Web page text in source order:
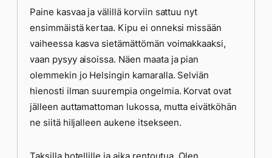
Paine kasvaa ja välillä korviin sattuu nyt
ensimmäistä kertaa. Kipu ei onneksi missään
vaiheessa kasva sietämättömän voimakkaaksi,
vaan pysyy aisoissa. Näen maata ja pian
olemmekin jo Helsingin kamaralla. Selviän
hienosti ilman suurempia ongelmia. Korvat ovat
jälleen auttamattoman lukossa, mutta eivätköhän
ne siitä hiljalleen aukene itsekseen.